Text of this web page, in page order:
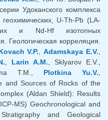
Удоканского комплекса
U-Th-Pb (LA-
и Nd-Hf изотопных
Геологическая корреляция.
V.P. ,Adamskaya E.V.
Larin A.M. , Sklyarov E.V.,
T.M., Plotkina Yu.V.
and Sources of Rocks of the
(Aldan Shield): Results
MS) Geochronological and
and Geological